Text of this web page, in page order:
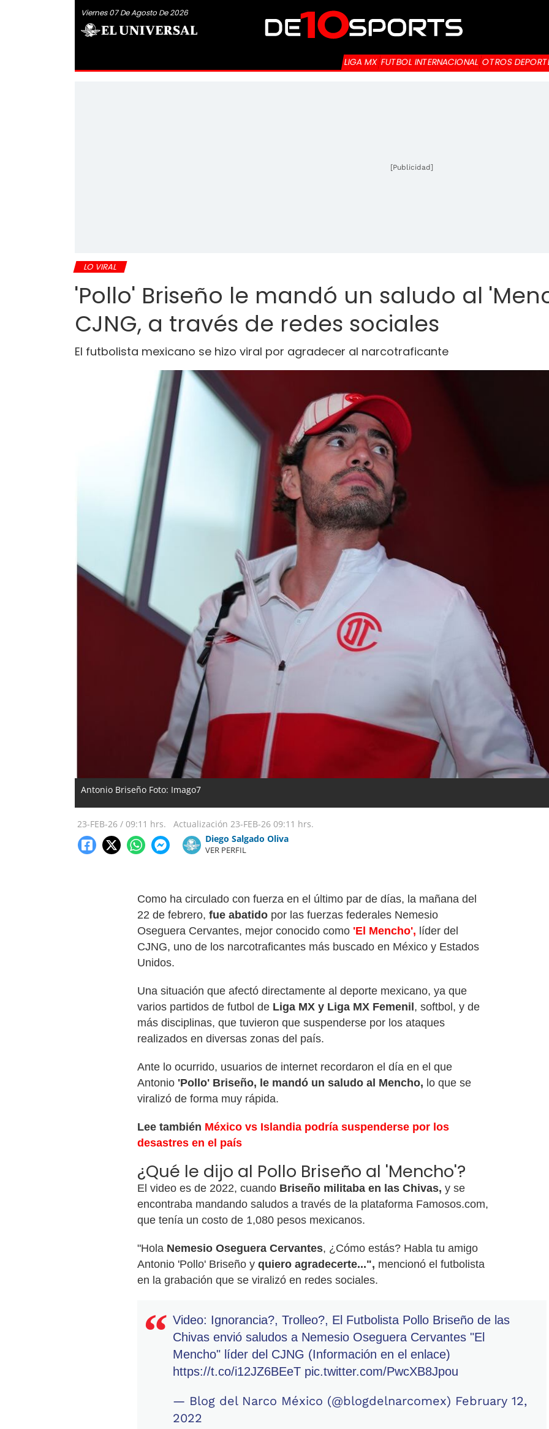
Viernes 07 De Agosto De 2026
LIGA MX FUTBOL INTERNACIONAL OTROS
[Publicidad]
LO VIRAL
'Pollo' Briseño le mandó un saludo al
CJNG, a través de redes sociales
El futbolista mexicano se hizo viral por agradecer al narcotraficante
Antonio Briseño Foto: Imago7
23-FEB-26 / 09:11 hrs. Actualización 23-FEB-26 09:11 hrs.
Diego Salgado Oliva
VER PERFIL
Como ha circulado con fuerza en el último par de días, la mañana del
22 de febrero, fue abatido por las fuerzas federales Nemesio
Oseguera Cervantes, mejor conocido como 'El Mencho', líder del
CJNG, uno de los narcotraficantes más buscado en México y Estados
Unidos.
Una situación que afectó directamente al deporte mexicano, ya que
varios partidos de futbol de Liga MX y Liga MX Femenil , softbol, y de
más disciplinas, que tuvieron que suspenderse por los ataques
realizados en diversas zonas del país.
Ante lo ocurrido, usuarios de internet recordaron el día en el que
Antonio 'Pollo' Briseño, le mandó un saludo al Mencho, lo que se
viralizó de forma muy rápida.
Lee también México vs Islandia podría suspenderse por los
desastres en el país
¿Qué le dijo al Pollo Briseño al 'Mencho'?
El video es de 2022, cuando Briseño militaba en las Chivas, y se
encontraba mandando saludos a través de la plataforma Famosos.com,
que tenía un costo de 1,080 pesos mexicanos.
"Hola Nemesio Oseguera Cervantes, ¿Cómo estás? Habla tu amigo
Antonio 'Pollo' Briseño y quiero agradecerte...", mencionó el futbolista
en la grabación que se viralizó en redes sociales.
Video: Ignorancia?, Trolleo?, El Futbolista Pollo Briseño de las
Chivas envió saludos a Nemesio Oseguera Cervantes "El
Mencho" líder del CJNG (Información en el enlace)
https://t.co/i12JZ6BEeT pic.twitter.com/PwcXB8Jpou
— Blog del Narco México (@blogdelnarcomex) February 12,
2022